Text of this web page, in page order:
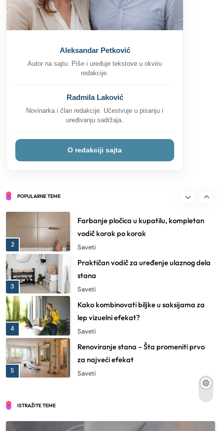
Aleksandar Petković
Autor na sajtu. Piše i uređuje tekstove u okviru
redakcije.
Radmila Laković
Novinarka i član redakcije. Učestvuje u pisanju i
uređivanju sadržaja.
O redakciji sajta
POPULARNE TEME
Kako se plaća godišnji odmor po novom
zakonu? Sve što treba da znate
Kako se rešiti hrkanja? Saveti za bolji san
i udobnost
Zdravlje
Šta treba učiti dete od 2 godine? Učenje
kroz igru
Saveti
sigurni odakle da počnete
Saveti
2
3
Praktičan vodič za uređenje ulaznog dela
stana
Saveti
4
Kako kombinovati biljke u saksijama za
lep vizuelni efekat?
Saveti
5
Renoviranje stana – Šta promeniti prvo
za najveći efekat
Saveti
6
6 ženskih satova koji idu uz svaki outfit
Saveti
Šminka za zelene oči – Kombinacije boja
ISTRAŽITE TEME